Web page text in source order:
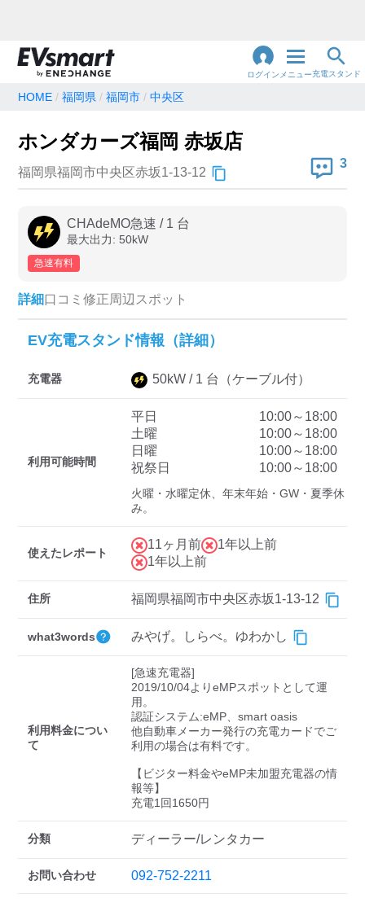
ログイン メニュー充電スタンド
地名・観光スポット・住所で検索
充電器の種類
急速充電器のみ表示
高速道路上のみ表示
認証システム
三菱ディーラーを表示
日産ディーラーを表示
中速-20kW-以上
検索する
HOME 福岡県 福岡市 中央区
ホンダカーズ福岡 赤坂店
福岡県福岡市中央区赤坂1-13-12
3
CHAdeMO急速 / 1 台
最大出力: 50kW
急速有料
詳細口コミ 修正周辺スポット
EV充電スタンド情報（詳細）
充電器 50kW / 1 台 （ケーブル付）
利用可能時間
平日
10:00～18:00
土曜
10:00～18:00
日曜
10:00～18:00
祝祭日
10:00～18:00
火曜・水曜定休、年末年始・GW・夏季休
み。
使えたレポート
11ヶ月前
1年以上前
1年以上前
住所 福岡県福岡市中央区赤坂1-13-12
what3words みやげ。しらべ。ゆわかし
利用料金につい
て
[急速充電器]
2019/10/04よりeMPスポットとして運
用。
認証システム:eMP、smart oasis
他自動車メーカー発行の充電カードでご
利用の場合は有料です。
【ビジター料金やeMP未加盟充電器の情
報等】
充電1回1650円
分類 ディーラー/レンタカー
お問い合わせ 092-752-2211